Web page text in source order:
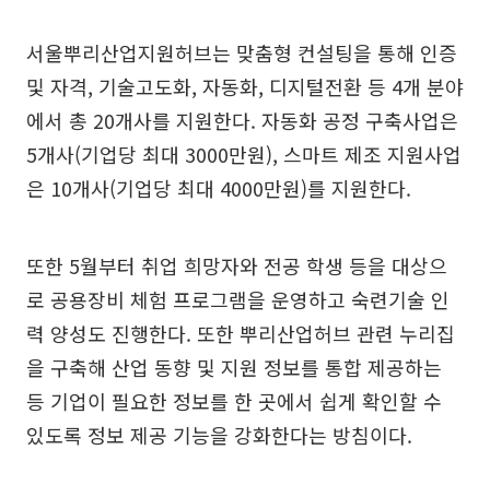
서울뿌리산업지원허브는 맞춤형 컨설팅을 통해 인증
및 자격, 기술고도화, 자동화, 디지털전환 등 4개 분야
에서 총 20개사를 지원한다. 자동화 공정 구축사업은
5개사(기업당 최대 3000만원), 스마트 제조 지원사업
은 10개사(기업당 최대 4000만원)를 지원한다.
또한 5월부터 취업 희망자와 전공 학생 등을 대상으
로 공용장비 체험 프로그램을 운영하고 숙련기술 인
력 양성도 진행한다. 또한 뿌리산업허브 관련 누리집
을 구축해 산업 동향 및 지원 정보를 통합 제공하는
등 기업이 필요한 정보를 한 곳에서 쉽게 확인할 수
있도록 정보 제공 기능을 강화한다는 방침이다.